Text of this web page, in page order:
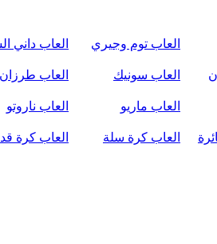
العاب توم وجيري
العاب داني
العاب سونيك العاب طرزان
العاب ماريو العاب ناروتو
العاب كرة سلة العاب كرة